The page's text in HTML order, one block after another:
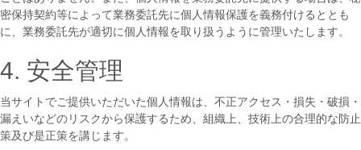
密保持契約等によって業務委託先に個人情報保護を義務付けるととも
に、業務委託先が適切に個人情報を取り扱うように管理いたします。
4. 安全管理
当サイトでご提供いただいた個人情報は、不正アクセス・損失・破損・
漏えいなどのリスクから保護するため、組織上、技術上の合理的な防止
策及び是正策を講じます。